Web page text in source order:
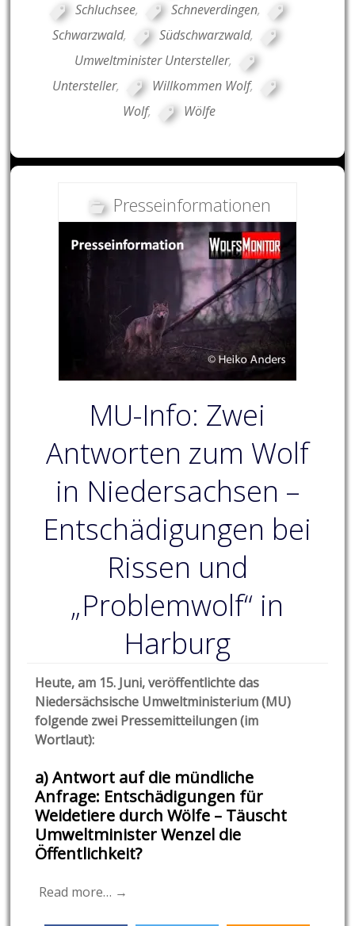
Schluchsee, Schneverdingen,
Schwarzwald, Südschwarzwald,
Umweltminister Untersteller,
Untersteller, Willkommen Wolf,
Wolf, Wölfe
Presseinformationen
MU-Info: Zwei
Antworten zum Wolf
in Niedersachsen –
Entschädigungen bei
Rissen und
„Problemwolf“ in
Harburg
Heute, am 15. Juni, veröffentlichte das
Niedersächsische Umweltministerium (MU)
folgende zwei Pressemitteilungen (im
Wortlaut):
a) Antwort auf die mündliche
Anfrage: Entschädigungen für
Weidetiere durch Wölfe – Täuscht
Umweltminister Wenzel die
Öffentlichkeit?
Read more… →